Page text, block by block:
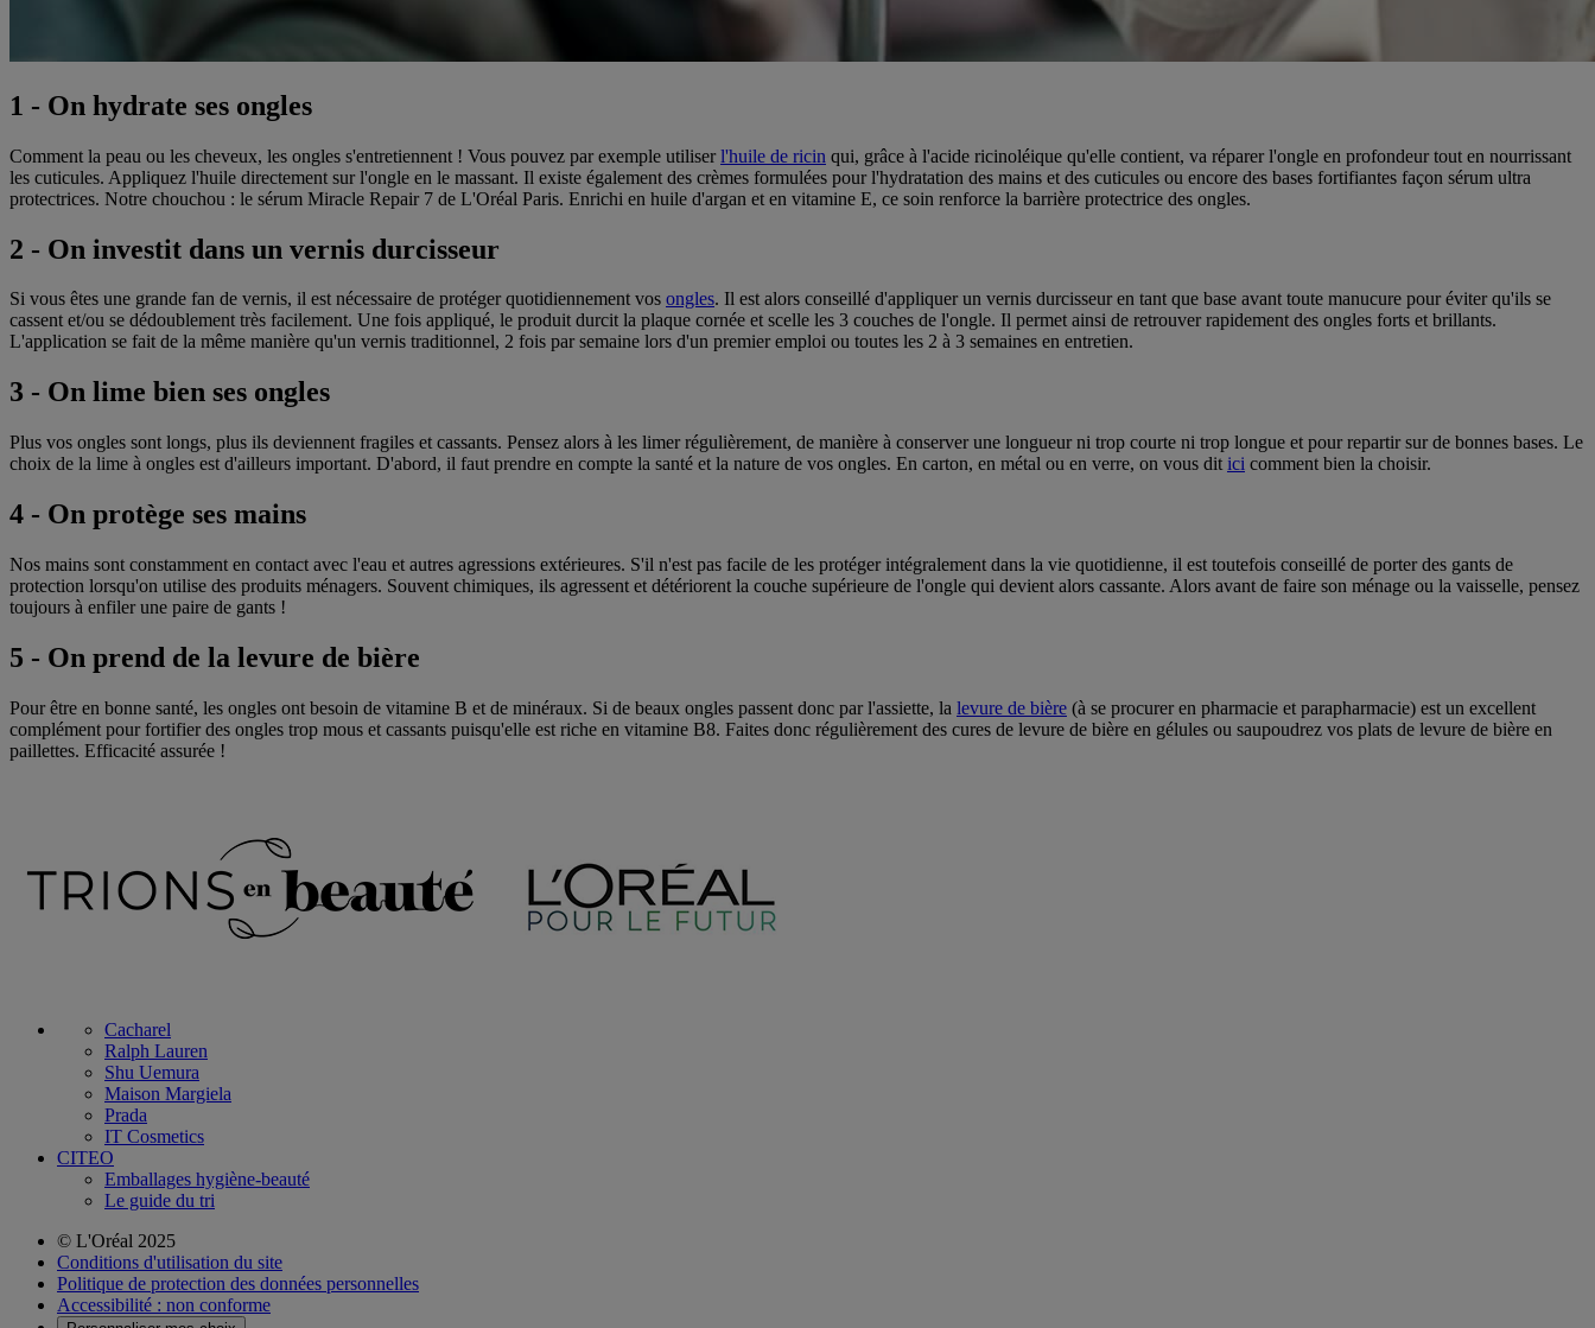
1 - On hydrate ses ongles
Comment la peau ou les cheveux, les ongles s'entretiennent ! Vous pouvez par exemple utiliserl'huile de ricin qui, grâce à l'acide ricinoléique qu'elle contient, va réparer l'ongle en profondeur tout en nourrissant
les cuticules. Appliquez l'huile directement sur l'ongle en le massant. Il existe également des crèmes formulées pour l'hydratation des mains et des cuticules ou encore des bases fortifiantes façon sérum ultra
protectrices. Notre chouchou : le sérum Miracle Repair 7 de L'Oréal Paris. Enrichi en huile d'argan et en vitamine E, ce soin renforce la barrière protectrice des ongles.
2 - On investit dans un vernis durcisseur
Si vous êtes une grande fan de vernis, il est nécessaire de protéger quotidiennement vos ongles. Il est alors conseillé d'appliquer un vernis durcisseur en tant que base avant toute manucure pour éviter qu'ils se
cassent et/ou se dédoublement très facilement. Une fois appliqué, le produit durcit la plaque cornée et scelle les 3 couches de l'ongle. Il permet ainsi de retrouver rapidement des ongles forts et brillants.
L'application se fait de la même manière qu'un vernis traditionnel, 2 fois par semaine lors d'un premier emploi ou toutes les 2 à 3 semaines en entretien.
3 - On lime bien ses ongles
Plus vos ongles sont longs, plus ils deviennent fragiles et cassants. Pensez alors à les limer régulièrement, de manière à conserver une longueur ni trop courte ni trop longue et pour repartir sur de bonnes bases. Le
choix de la lime à ongles est d'ailleurs important. D'abord, il faut prendre en compte la santé et la nature de vos ongles. En carton, en métal ou en verre, on vous dit ici comment bien la choisir.
4 - On protège ses mains
Nos mains sont constamment en contact avec l'eau et autres agressions extérieures. S'il n'est pas facile de les protéger intégralement dans la vie quotidienne, il est toutefois conseillé de porter des gants de
protection lorsqu'on utilise des produits ménagers. Souvent chimiques, ils agressent et détériorent la couche supérieure de l'ongle qui devient alors cassante. Alors avant de faire son ménage ou la vaisselle, pensez
toujours à enfiler une paire de gants !
5 - On prend de la levure de bière
Pour être en bonne santé, les ongles ont besoin de vitamine B et de minéraux. Si de beaux ongles passent donc par l'assiette, la levure de bière (à se procurer en pharmacie et parapharmacie) est un excellent
complément pour fortifier des ongles trop mous et cassants puisqu'elle est riche en vitamine B8. Faites donc régulièrement des cures de levure de bière en gélules ou saupoudrez vos plats de levure de bière en
paillettes. Efficacité assurée !
Cacharel
Ralph Lauren
Shu Uemura
Maison Margiela
Prada
IT Cosmetics
CITEO
Emballages hygiène-beauté
Le guide du tri
© L'Oréal 2025
Conditions d'utilisation du site
Politique de protection des données personnelles
Accessibilité : non conforme